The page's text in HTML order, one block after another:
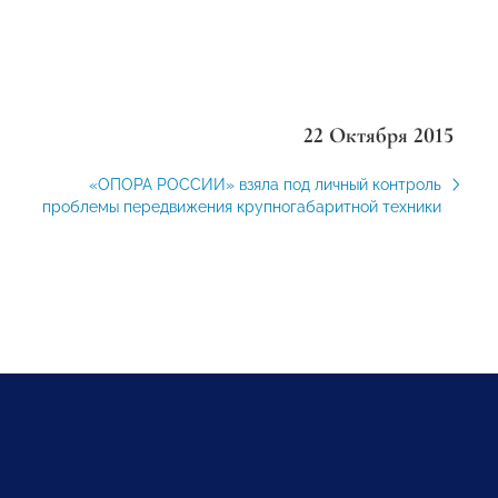
22 Октября 2015
«ОПОРА РОССИИ» взяла под личный контроль
проблемы передвижения крупногабаритной техники